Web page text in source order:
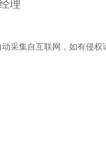
理
采集自互联网，如有侵权